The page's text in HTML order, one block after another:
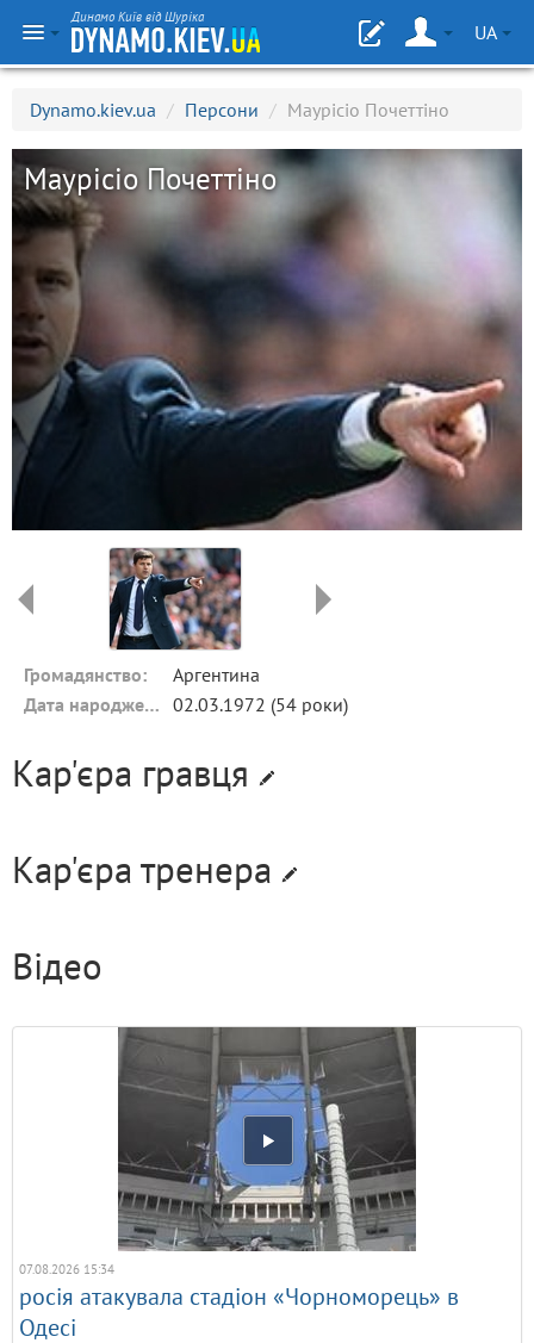
Динамо Київ від Шуріка
UA
Dynamo.kiev.ua / Персони / Маурісіо Почеттіно
Маурісіо Почеттіно
Громадянство:
Аргентина
Дата народження: 02.03.1972 (54 роки)
Кар'єра гравця
Кар'єра тренера
Відео
07.08.2026 15:34
росія атакувала стадіон «Чорноморець» в
Одесі